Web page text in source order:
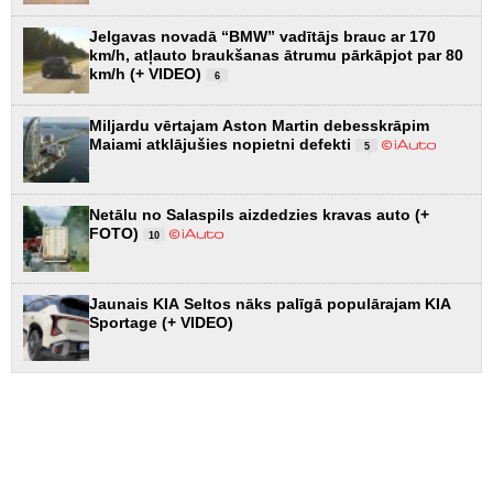
Jelgavas novadā “BMW” vadītājs brauc ar 170
km/h, atļauto braukšanas ātrumu pārkāpjot par 80
km/h (+ VIDEO)
6
Miljardu vērtajam Aston Martin debesskrāpim
Maiami atklājušies nopietni defekti
5
Netālu no Salaspils aizdedzies kravas auto (+
FOTO)
10
Jaunais KIA Seltos nāks palīgā populārajam KIA
Sportage (+ VIDEO)